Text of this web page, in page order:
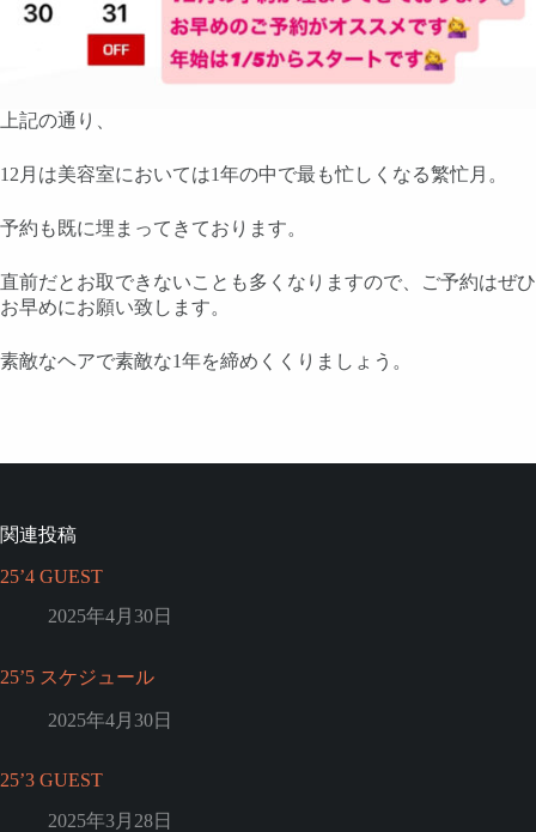
上記の通り、
12月は美容室においては1年の中で最も忙しくなる繁忙月。
予約も既に埋まってきております。
直前だとお取できないことも多くなりますので、ご予約はぜひ
お早めにお願い致します。
素敵なヘアで素敵な1年を締めくくりましょう。
関連投稿
25’4 GUEST
2025年4月30日
25’5 スケジュール
2025年4月30日
25’3 GUEST
2025年3月28日